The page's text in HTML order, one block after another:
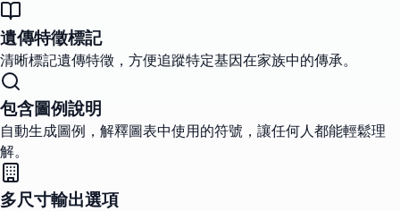
遺傳特徵標記
清晰標記遺傳特徵，方便追蹤特定基因在家族中的傳承。
包含圖例說明
自動生成圖例，解釋圖表中使用的符號，讓任何人都能輕鬆理
解。
多尺寸輸出選項